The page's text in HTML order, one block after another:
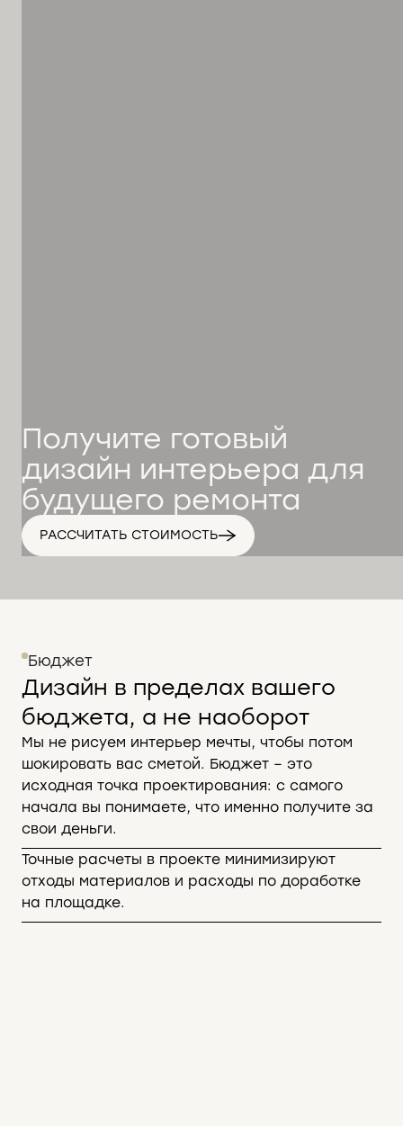
Получите готовый
дизайн интерьера для
будущего ремонта
РАССЧИТАТЬ СТОИМОСТЬ
Бюджет
Дизайн в пределах вашего
бюджета, а не наоборот
Мы не рисуем интерьер мечты, чтобы потом
шокировать вас сметой. Бюджет – это
исходная точка проектирования: с самого
начала вы понимаете, что именно получите за
свои деньги.
Точные расчеты в проекте минимизируют
отходы материалов и расходы по доработке
на площадке.